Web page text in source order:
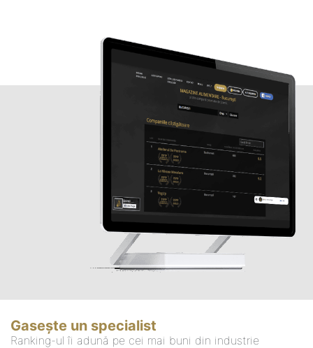
Gasește un specialist
Ranking-ul îi adună pe cei mai buni din industrie